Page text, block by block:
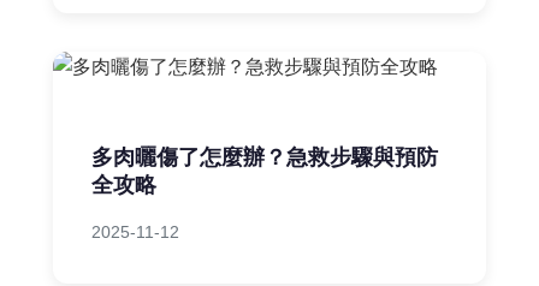
多肉曬傷了怎麼辦？急救步驟與預防
全攻略
2025-11-12